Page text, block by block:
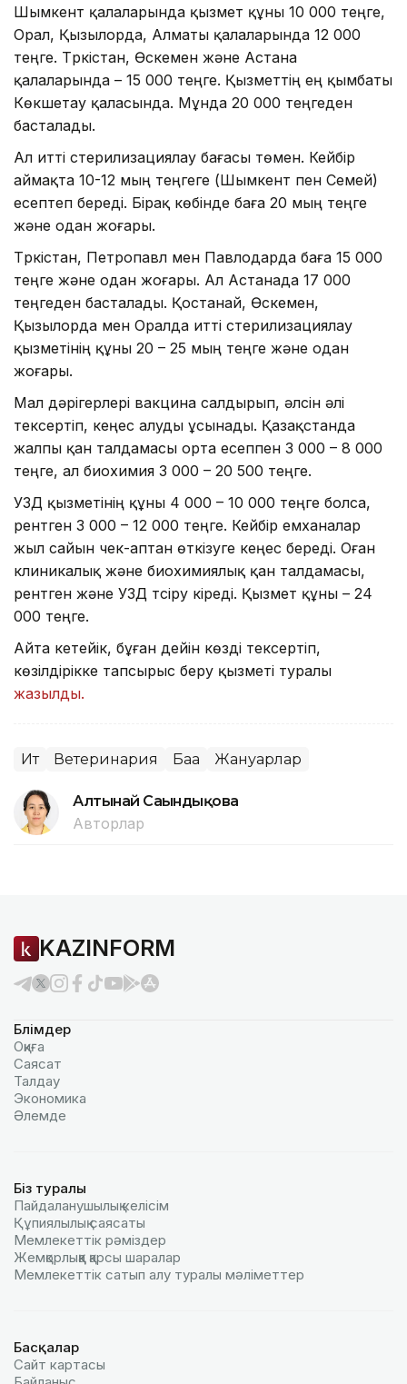
Шымкент қалаларында қызмет құны 10 000 теңге,
Орал, Қызылорда, Алматы қалаларында 12 000
теңге. Түркістан, Өскемен және Астана
қалаларында – 15 000 теңге. Қызметтің ең қымбаты
Көкшетау қаласында. Мұнда 20 000 теңгеден
басталады.
Ал итті стерилизациялау бағасы төмен. Кейбір
аймақта 10-12 мың теңгеге (Шымкент пен Семей)
есептеп береді. Бірақ көбінде баға 20 мың теңге
және одан жоғары.
Түркістан, Петропавл мен Павлодарда баға 15 000
теңге және одан жоғары. Ал Астанада 17 000
теңгеден басталады. Қостанай, Өскемен,
Қызылорда мен Оралда итті стерилизациялау
қызметінің құны 20 – 25 мың теңге және одан
жоғары.
Мал дәрігерлері вакцина салдырып, әлсін әлі
тексертіп, кеңес алуды ұсынады. Қазақстанда
жалпы қан талдамасы орта есеппен 3 000 – 8 000
теңге, ал биохимия 3 000 – 20 500 теңге.
УЗД қызметінің құны 4 000 – 10 000 теңге болса,
рентген 3 000 – 12 000 теңге. Кейбір емханалар
жыл сайын чек-аптан өткізуге кеңес береді. Оған
клиникалық және биохимиялық қан талдамасы,
рентген және УЗД түсіру кіреді. Қызмет құны – 24
000 теңге.
Айта кетейік, бұған дейін көзді тексертіп,
көзілдірікке тапсырыс беру қызметі туралы
жазылды.
Ит Ветеринария Баға Жануарлар
Алтынай Сағындықова
Авторлар
KAZINFORM
Бөлімдер
Оқиға
Саясат
Талдау
Экономика
Әлемде
Біз туралы
Пайдаланушылық келiciм
Құпиялылық саясаты
Мемлекеттік рәміздер
Жемқорлыққа қарсы шаралар
Мемлекеттік сатып алу туралы мәлiметтер
Басқалар
Сайт картасы